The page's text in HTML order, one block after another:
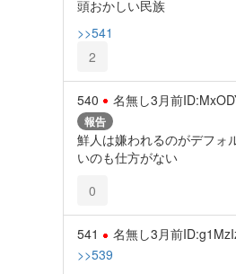
頭おかしい民族
>>541
2
540 名無し3月前
報告
鮮人は嫌われるのがデフォ
いのも仕方がない
0
541 名無し3月前
>>539